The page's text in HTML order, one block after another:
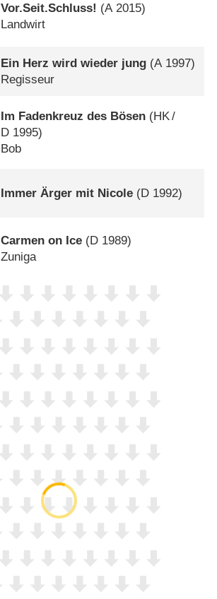
Vor.Seit.Schluss! (A 2015)
Landwirt
Ein Herz wird wieder jung (A1997)
Regisseur
Im Fadenkreuz des Bösen (HK/
D 1995)
Bob
Immer Ärger mit Nicole (D 1992)
Carmen on Ice (D 1989)
Zuniga